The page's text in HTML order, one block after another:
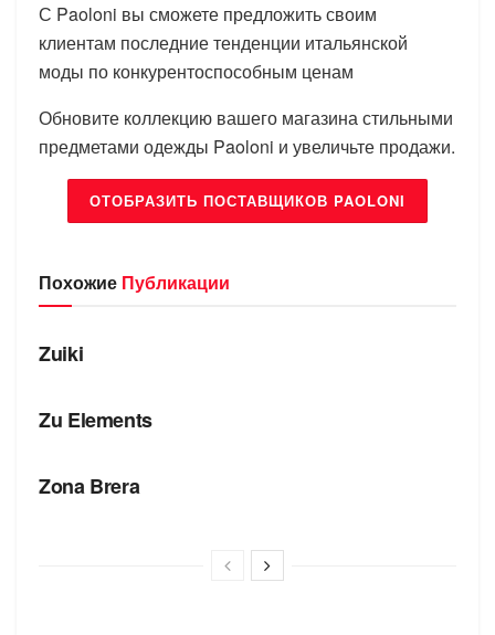
С Paoloni вы сможете предложить своим
клиентам последние тенденции итальянской
моды по конкурентоспособным ценам
Обновите коллекцию вашего магазина стильными
предметами одежды Paoloni и увеличьте продажи.
ОТОБРАЗИТЬ ПОСТАВЩИКОВ PAOLONI
Похожие Публикации
БРЕНДЫ
Zuiki
Zu Elements
Zona Brera